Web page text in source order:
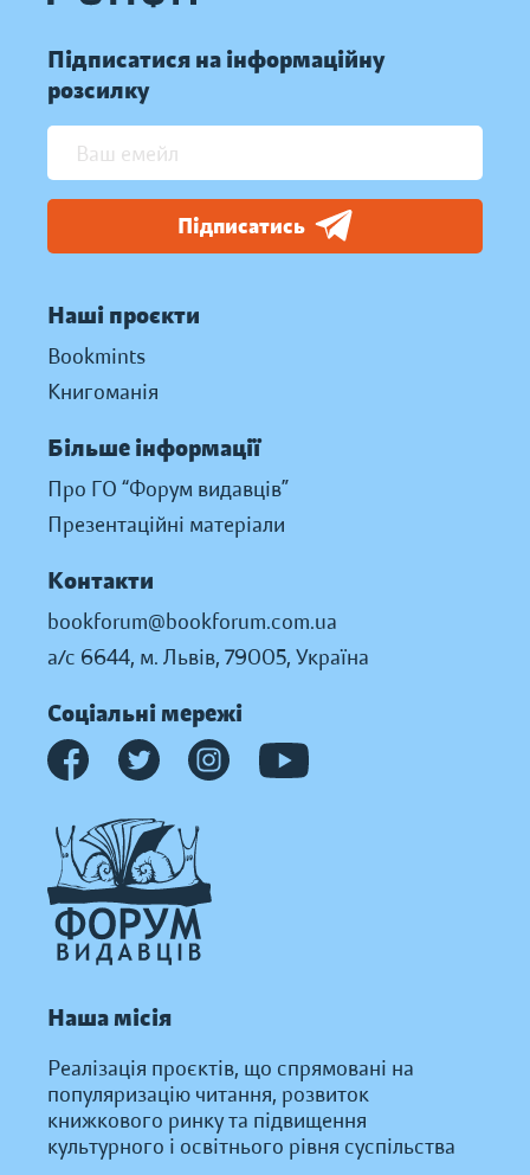
Підписатися на інформаційну
розсилку
Підписатись
Наші проєкти
Bookmints
Книгоманія
Більше інформації
Про ГО “Форум видавців”
Презентаційні матеріали
Контакти
bookforum@bookforum.com.ua
а/с 6644, м. Львів, 79005, Україна
Соціальні мережі
Наша місія
Реалізація проєктів, що спрямовані на
популяризацію читання, розвиток
книжкового ринку та підвищення
культурного і освітнього рівня суспільства